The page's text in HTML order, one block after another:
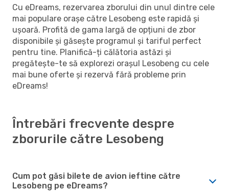
Cu eDreams, rezervarea zborului din unul dintre cele
mai populare orașe către Lesobeng este rapidă și
ușoară. Profită de gama largă de opțiuni de zbor
disponibile și găsește programul și tariful perfect
pentru tine. Planifică-ți călătoria astăzi și
pregătește-te să explorezi orașul Lesobeng cu cele
mai bune oferte și rezervă fără probleme prin
eDreams!
Întrebări frecvente despre
zborurile către Lesobeng
Cum pot găsi bilete de avion ieftine către
Lesobeng pe eDreams?